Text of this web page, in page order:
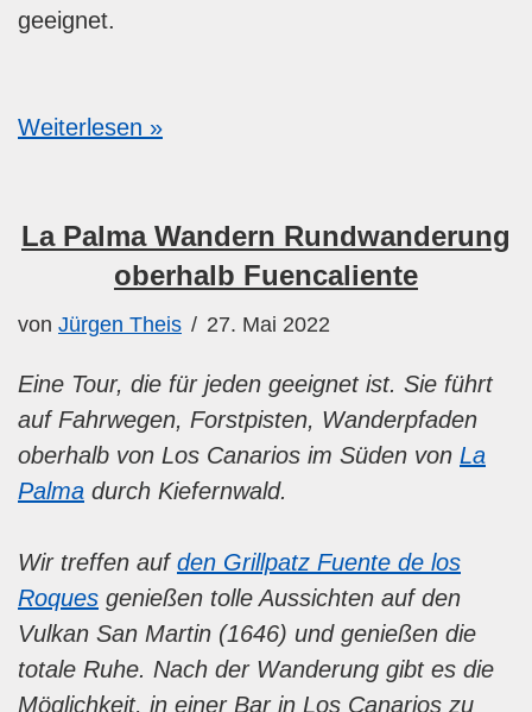
geeignet.
Weiterlesen »
La Palma Wandern Rundwanderung
oberhalb Fuencaliente
von Jürgen Theis 27. Mai 2022
Eine Tour, die für jeden geeignet ist. Sie führt
auf Fahrwegen, Forstpisten, Wanderpfaden
oberhalb von Los Canarios im Süden von La
Palma durch Kiefernwald.
Wir treffen aufden Grillpatz Fuente de los
Roques genießen tolle Aussichten auf den
Vulkan San Martin (1646) und genießen die
totale Ruhe. Nach der Wanderung gibt es die
Möglichkeit, in einer Bar in Los Canarios zu